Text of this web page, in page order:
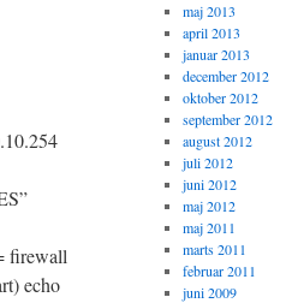
firewall
echo
maj 2013
april 2013
januar 2013
december 2012
oktober 2012
september 2012
august 2012
juli 2012
juni 2012
maj 2012
maj 2011
marts 2011
februar 2011
juni 2009